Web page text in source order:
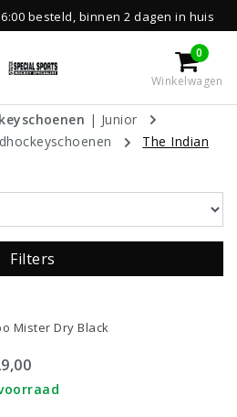
besteld, binnen 2 dagen in huis
0
Winkelwagen
| Junior
The Indian
Filters
Mister Dry Black